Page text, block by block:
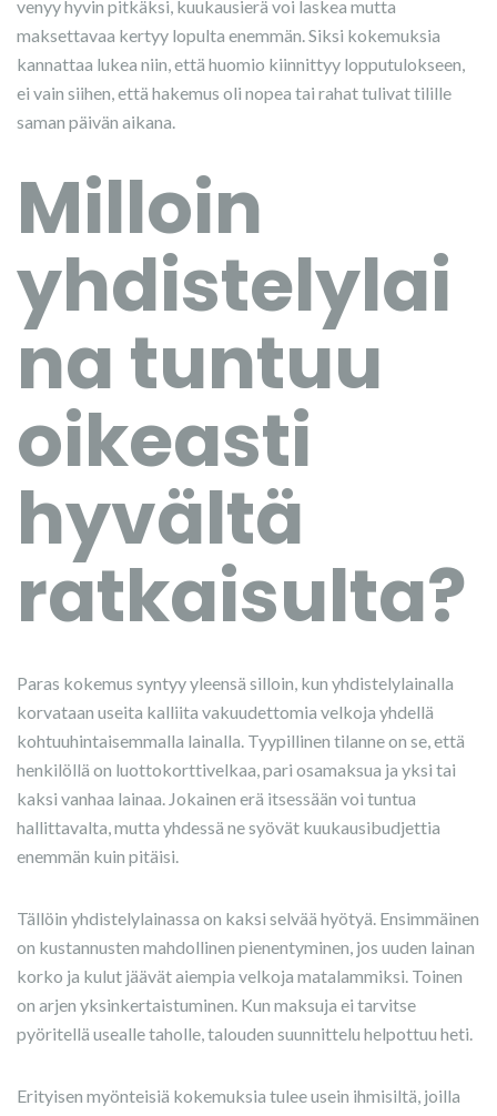
venyy hyvin pitkäksi, kuukausierä voi laskea mutta
maksettavaa kertyy lopulta enemmän. Siksi kokemuksia
kannattaa lukea niin, että huomio kiinnittyy lopputulokseen,
ei vain siihen, että hakemus oli nopea tai rahat tulivat tilille
saman päivän aikana.
Milloin
yhdistelylai
na tuntuu
oikeasti
hyvältä
ratkaisulta?
Paras kokemus syntyy yleensä silloin, kun yhdistelylainalla
korvataan useita kalliita vakuudettomia velkoja yhdellä
kohtuuhintaisemmalla lainalla. Tyypillinen tilanne on se, että
henkilöllä on luottokorttivelkaa, pari osamaksua ja yksi tai
kaksi vanhaa lainaa. Jokainen erä itsessään voi tuntua
hallittavalta, mutta yhdessä ne syövät kuukausibudjettia
enemmän kuin pitäisi.
Tällöin yhdistelylainassa on kaksi selvää hyötyä. Ensimmäinen
on kustannusten mahdollinen pienentyminen, jos uuden lainan
korko ja kulut jäävät aiempia velkoja matalammiksi. Toinen
on arjen yksinkertaistuminen. Kun maksuja ei tarvitse
pyöritellä usealle taholle, talouden suunnittelu helpottuu heti.
Erityisen myönteisiä kokemuksia tulee usein ihmisiltä, joilla